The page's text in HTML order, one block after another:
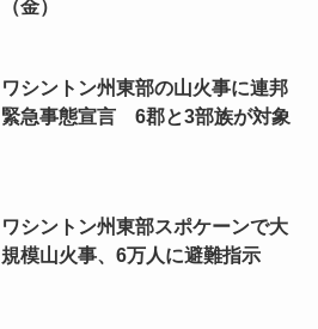
（金）
ワシントン州東部の山火事に連邦
緊急事態宣言 6郡と3部族が対象
ワシントン州東部スポケーンで大
規模山火事、6万人に避難指示